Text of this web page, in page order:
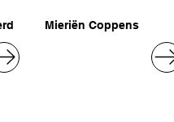
Mieriën Coppens